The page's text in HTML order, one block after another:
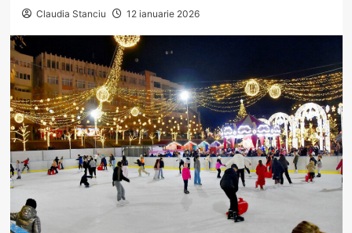
Claudia Stanciu 12 ianuarie 2026